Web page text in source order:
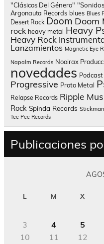
"Clásicos Del Género"
Argonauta Records blues Blues
Desert Rock Doom Doom
rock heavy metal Heavy
Heavy Rock
Lanzamientos Magnetic Eye
Napalm Records Nooirax
novedades Podcast
Progressive Proto Metal
Relapse Records Ripple
Rock Spinda Records
Tee Pee Records
Publicaciones
L M X
3
4 5
10
11 12